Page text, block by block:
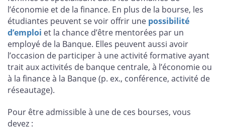
l’économie et de la finance. En plus de la bourse, les
étudiantes peuvent se voir offrir une possibilité
d’emploi et la chance d’être mentorées par un
employé de la Banque. Elles peuvent aussi avoir
l’occasion de participer à une activité formative ayant
trait aux activités de banque centrale, à l’économie ou
à la finance à la Banque (p. ex., conférence, activité de
réseautage).
Pour être admissible à une de ces bourses, vous
devez :